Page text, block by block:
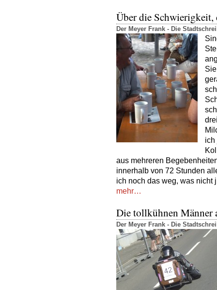
Über die
Der Meyer Frank - Die
ich
aus mehreren
innerhalb von 72 Stunden
ich noch das weg, was nicht
mehr…
Die tollkühnen Männer
Der Meyer Frank - Die